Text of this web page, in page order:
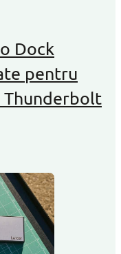
Dock
pentru
Thunderbolt